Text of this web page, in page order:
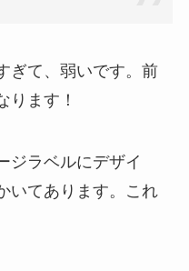
ぎて、弱いです。前
ります！
ジラベルにデザイ
いてあります。これ